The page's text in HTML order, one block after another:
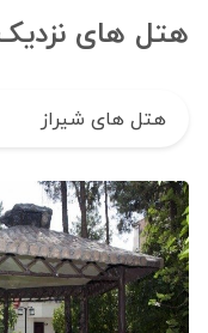
هتل های
هتل های شیراز